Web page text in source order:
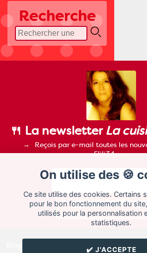
Recherche
On utilise des 🍪
Ce site utilise des cookies. Certains
pour le bon fonctionnement du
utilisés pour la personnalisation
statistiques.
✔️ J'ACCEPTE
🍴 La newsletterLa
Reçois par e-mail toutes les
Slili34.